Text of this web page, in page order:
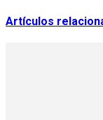
Artículos